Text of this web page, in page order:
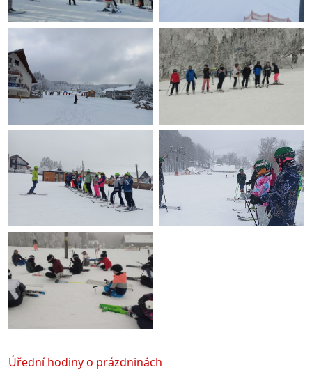
Úřední hodiny o prázdninách